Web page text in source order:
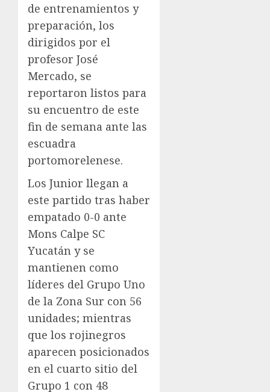
de entrenamientos y
preparación, los
dirigidos por el
profesor José
Mercado, se
reportaron listos para
su encuentro de este
fin de semana ante las
escuadra
portomorelenese.
Los Junior llegan a
este partido tras haber
empatado 0-0 ante
Mons Calpe SC
Yucatán y se
mantienen como
líderes del Grupo Uno
de la Zona Sur con 56
unidades; mientras
que los rojinegros
aparecen posicionados
en el cuarto sitio del
Grupo 1 con 48